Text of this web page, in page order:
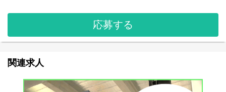
応募する
関連求人